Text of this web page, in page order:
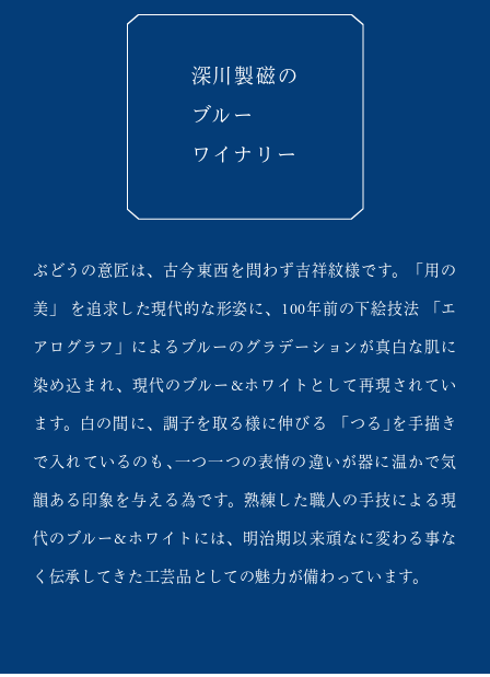
深川製磁の
ブルー
ワイナリー
ぶどうの意匠は、古今東西を問わず吉祥紋様です。「用の
美」 を追求した現代的な形姿に、100年前の下絵技法 「エ
アログラフ」によるブルーのグラデーションが真白な肌に
染め込まれ、現代のブルー&ホワイトとして再現されてい
ます。白の間に、調子を取る様に伸びる 「つる｣を手描き
で入れているのも､一つ一つの表情の違いが器に温かで気
韻ある印象を与える為です。熟練した職人の手技による現
代のブルー&ホワイトには、明治期以来頑なに変わる事な
く伝承してきた工芸品としての魅力が備わっています。